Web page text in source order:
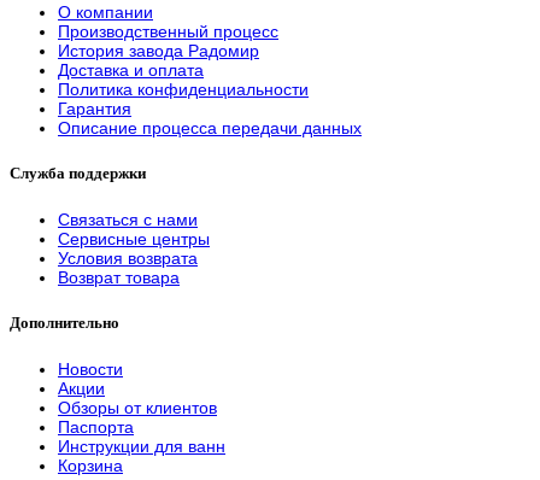
О компании
Производственный процесс
История завода Радомир
Доставка и оплата
Политика конфиденциальности
Гарантия
Описание процесса передачи данных
Служба поддержки
Связаться с нами
Сервисные центры
Условия возврата
Возврат товара
Дополнительно
Новости
Акции
Обзоры от клиентов
Паспорта
Инструкции для ванн
Корзина